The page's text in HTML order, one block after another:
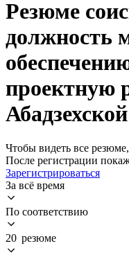
Резюме
должность
проектную
Абадзехской
Чтобы видеть все
После регистрации
Зарегистрироваться
За всё время
По соответствию
20 резюме